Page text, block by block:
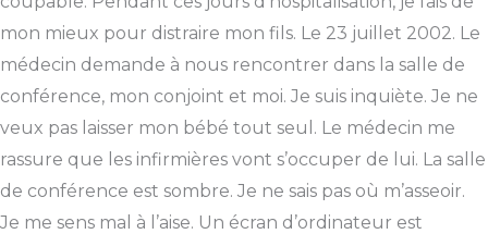
mon mieux pour distraire mon fils. Le 23 juillet 2002. Le
médecin demande à nous rencontrer dans la salle de
conférence, mon conjoint et moi. Je suis inquiète. Je ne
veux pas laisser mon bébé tout seul. Le médecin me
rassure que les infirmières vont s’occuper de lui. La salle
de conférence est sombre. Je ne sais pas où m’asseoir.
Je me sens mal à l’aise. Un écran d’ordinateur est